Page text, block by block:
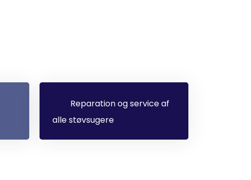
Reparation og service af
alle støvsugere